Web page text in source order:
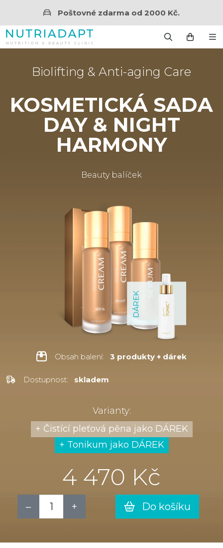
Poštovné zdarma od 2000 Kč.
Biolifting & Anti-aging Care
KOSMETICKÁ SADA
DAY & NIGHT
HARMONY
Beauty balíček
Obsah balení: 3 produkty + dárek
Dostupnost: skladem
Varianty:
+ Čistící pleťová pěna jako DÁREK
+ Tonikum jako DÁREK
4 470 Kč
Do košíku